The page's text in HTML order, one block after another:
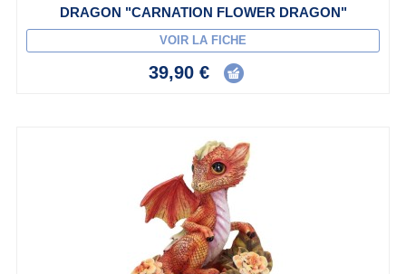
DRAGON "CARNATION FLOWER DRAGON"
VOIR LA FICHE
39,90 €